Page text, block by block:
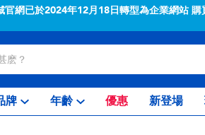
網已於2024年12月18日轉型為企業網站 購
牌 年齡 優惠 新登場